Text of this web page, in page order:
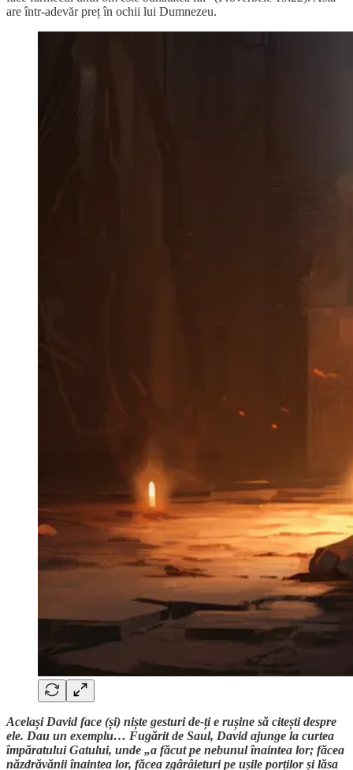
are într-adevăr preț în ochii lui Dumnezeu.
Același David face (și) niște gesturi de-ți e rușine să citești despre
ele. Dau un exemplu… Fugărit de Saul, David ajunge la curtea
împăratului Gatului, unde „a făcut pe nebunul înaintea lor; făcea
năzdrăvănii înaintea lor, făcea zgârâieturi pe ușile porților și lăsa